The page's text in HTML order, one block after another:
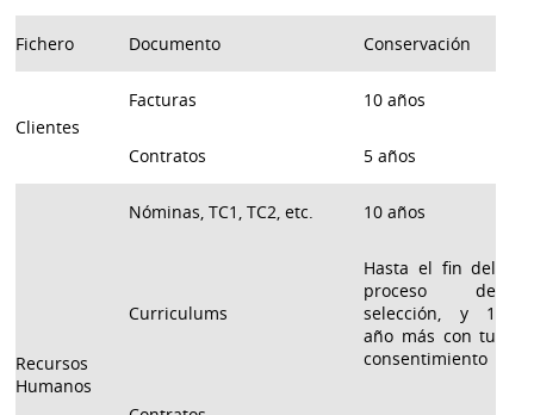
Fichero Documento Conservación
Clientes
Facturas 10 años
Contratos 5 años
Recursos
Humanos
Nóminas, TC1, TC2, etc. 10 años
Curriculums
Hasta el fin del
proceso de
selección, y 1
año más con tu
consentimiento